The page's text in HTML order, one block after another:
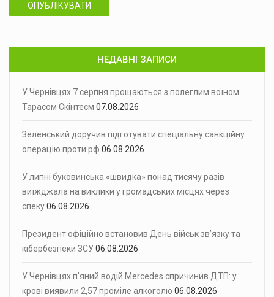
ОПУБЛІКУВАТИ
НЕДАВНІ ЗАПИСИ
У Чернівцях 7 серпня прощаються з полеглим воїном
Тарасом Скінтеєм 07.08.2026
Зеленський доручив підготувати спеціальну санкційну
операцію проти рф 06.08.2026
У липні буковинська «швидка» понад тисячу разів
виїжджала на виклики у громадських місцях через
спеку06.08.2026
Президент офіційно встановив День військ зв’язку та
кібербезпеки ЗСУ06.08.2026
У Чернівцях п’яний водій Mercedes спричинив ДТП: у
крові виявили 2,57 проміле алкоголю 06.08.2026